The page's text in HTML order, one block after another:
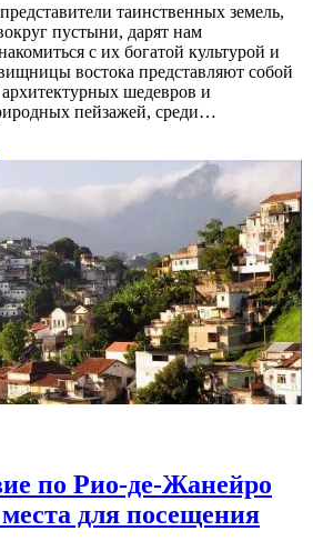
таинственных земель,
пустыни, дарят нам
с их богатой культурой и
востока представляют собой
шедевров и
пейзажей, среди…
по Рио-де-Жанейро
для посещения